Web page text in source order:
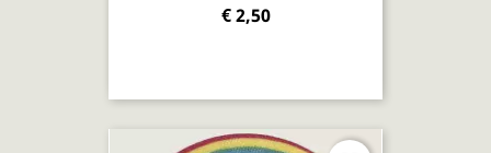
€ 2,50